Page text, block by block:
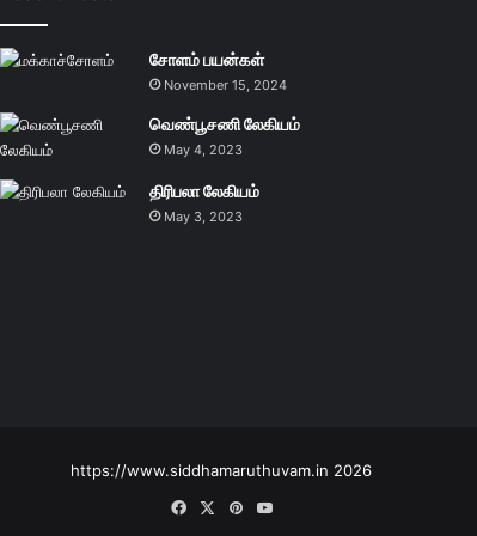
சோளம் பயன்கள்
November 15, 2024
வெண்பூசணி லேகியம்
May 4, 2023
திரிபலா லேகியம்
May 3, 2023
https://www.siddhamaruthuvam.in 2026
FacebookPinterestYouTube